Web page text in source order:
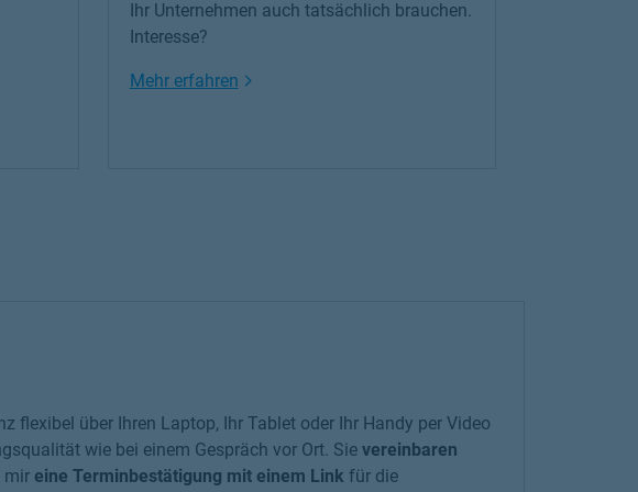
Ihr Unternehmen auch tatsächlich brauchen.
Interesse?
Mehr erfahrenLink Opens in New Tab
flexibel über Ihren Laptop, Ihr Tablet oder Ihr Handy per Video
wie bei einem Gespräch vor Ort. Sie vereinbaren
mir eine Terminbestätigung mit einem Link für die